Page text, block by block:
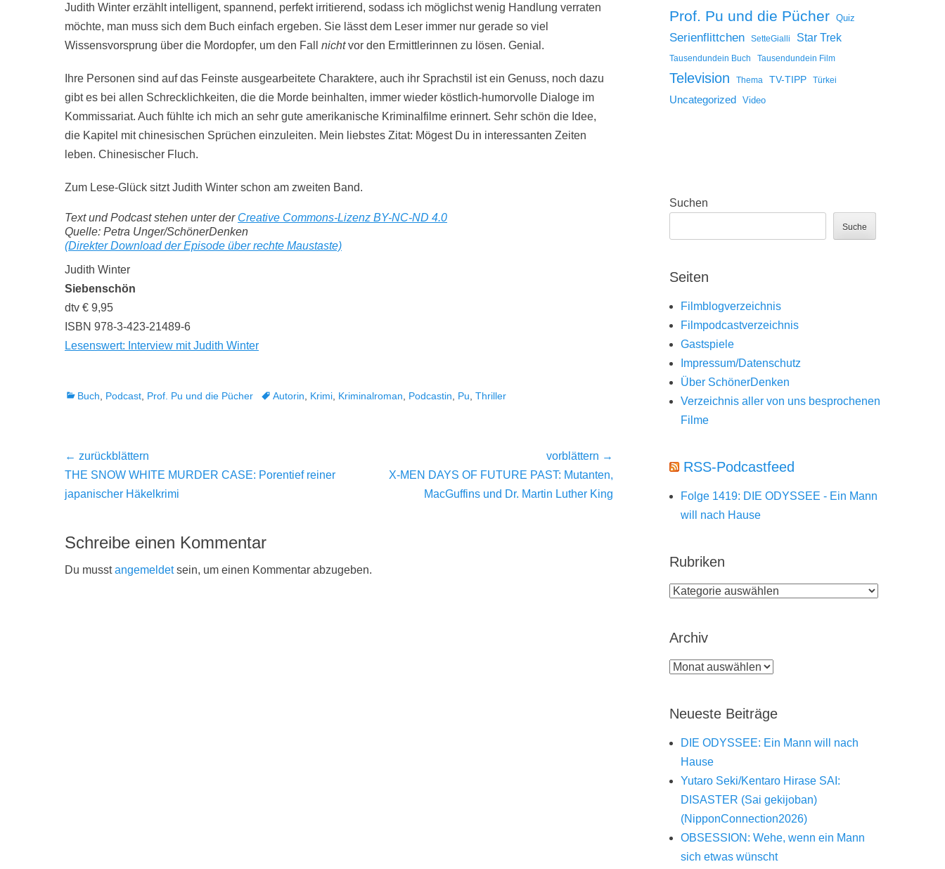
Judith Winter erzählt intelligent, spannend, perfekt irritierend, sodass ich möglichst wenig Handlung verraten
möchte, man muss sich dem Buch einfach ergeben. Sie lässt dem Leser immer nur gerade so viel
Wissensvorsprung über die Mordopfer, um den Fall nichtvor den Ermittlerinnen zu lösen. Genial.
Ihre Personen sind auf das Feinste ausgearbeitete Charaktere, auch ihr Sprachstil ist ein Genuss, noch dazu
gibt es bei allen Schrecklichkeiten, die die Morde beinhalten, immer wieder köstlich-humorvolle Dialoge im
Kommissariat. Auch fühlte ich mich an sehr gute amerikanische Kriminalfilme erinnert. Sehr schön die Idee,
die Kapitel mit chinesischen Sprüchen einzuleiten. Mein liebstes Zitat: Mögest Du in interessanten Zeiten
leben. Chinesischer Fluch.
Zum Lese-Glück sitzt Judith Winter schon am zweiten Band.
Text und Podcast stehen unter der Creative Commons-Lizenz BY-NC-ND 4.0
Quelle: Petra Unger/SchönerDenken
(Direkter Download der Episode über rechte Maustaste)
Judith Winter
Siebenschön
dtv € 9,95
ISBN 978-3-423-21489-6
Lesenswert: Interview mit Judith Winter
Kategorien
Buch Podcast Prof. Pu und die Pücher TagsAutorin Krimi Kriminalroman Podcastin Pu Thriller
Beitragsnavigation
← zurückblättern
Vorheriger
Beitrag:
THE SNOW WHITE MURDER CASE: Porentief reiner
japanischer Häkelkrimi
vorblättern →
X-MEN DAYS OF FUTURE PAST: Mutanten,
MacGuffins und Dr. Martin Luther King
Schreibe einen Kommentar
Du musstangemeldetsein, um einen Kommentar abzugeben.
Prof. Pu und die Pücher Quiz
Serienflittchen SetteGialli Star Trek
Tausendundein Buch Tausendundein Film
Television Thema TV-TIPP Türkei
Uncategorized Video
Suchen
Suche
Seiten
Filmblogverzeichnis
Filmpodcastverzeichnis
Gastspiele
Impressum/Datenschutz
Über SchönerDenken
Verzeichnis aller von uns besprochenen
Filme
RSS-Podcastfeed
Folge 1419: DIE ODYSSEE - Ein Mann
will nach Hause
Rubriken
Rubriken
Archiv
Archiv
Neueste Beiträge
DIE ODYSSEE: Ein Mann will nach
Hause
Yutaro Seki/Kentaro Hirase SAI:
DISASTER (Sai gekijoban)
(NipponConnection2026)
OBSESSION: Wehe, wenn ein Mann
sich etwas wünscht